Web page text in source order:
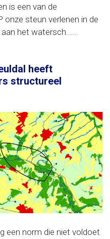
is een van de
onze steun verlenen in de
het watersch......
heeft
structureel
een norm die niet voldoet